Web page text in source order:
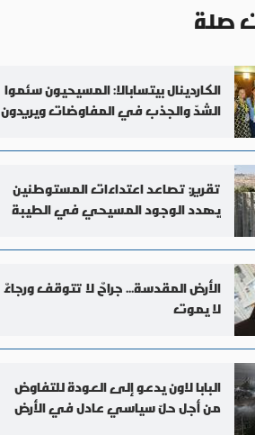
صلة
الكاردينال بيتسابالا: المسيحيون سئموا
الشدّ والجذب في المفاوضات ويريدون
تقرير: تصاعد اعتداءات المستوطنين
يهدد الوجود المسيحي في الطيبة
الأرض المقدسة... جراحٌ لا تتوقف ورجاءٌ
لا يموت
البابا لاون يدعو إلى العودة للتفاوض
من أجل حلّ سياسي عادل في الأرض